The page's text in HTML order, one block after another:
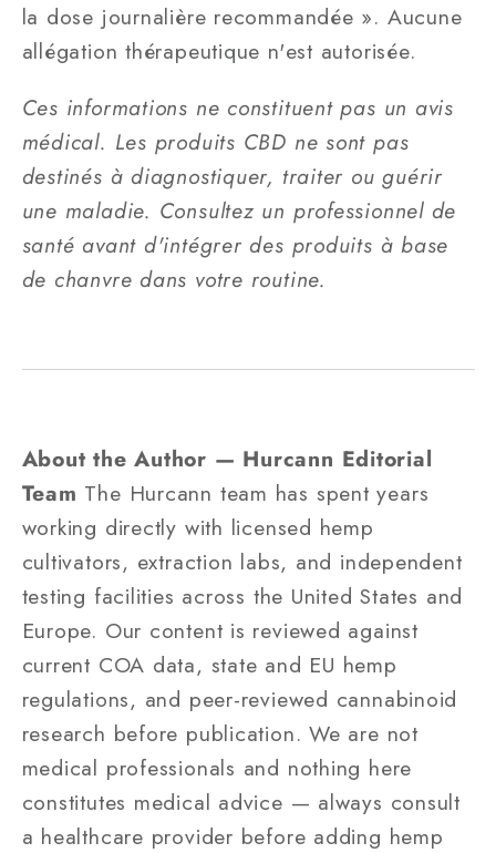
la dose journalière recommandée ». Aucune
allégation thérapeutique n'est autorisée.
Ces informations ne constituent pas un avis
médical. Les produits CBD ne sont pas
destinés à diagnostiquer, traiter ou guérir
une maladie. Consultez un professionnel de
santé avant d'intégrer des produits à base
de chanvre dans votre routine.
About the Author — Hurcann Editorial
Team The Hurcann team has spent years
working directly with licensed hemp
cultivators, extraction labs, and independent
testing facilities across the United States and
Europe. Our content is reviewed against
current COA data, state and EU hemp
regulations, and peer-reviewed cannabinoid
research before publication. We are not
medical professionals and nothing here
constitutes medical advice — always consult
a healthcare provider before adding hemp